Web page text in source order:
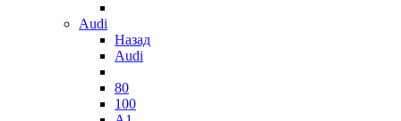
Audi
Назад
Audi
80
100